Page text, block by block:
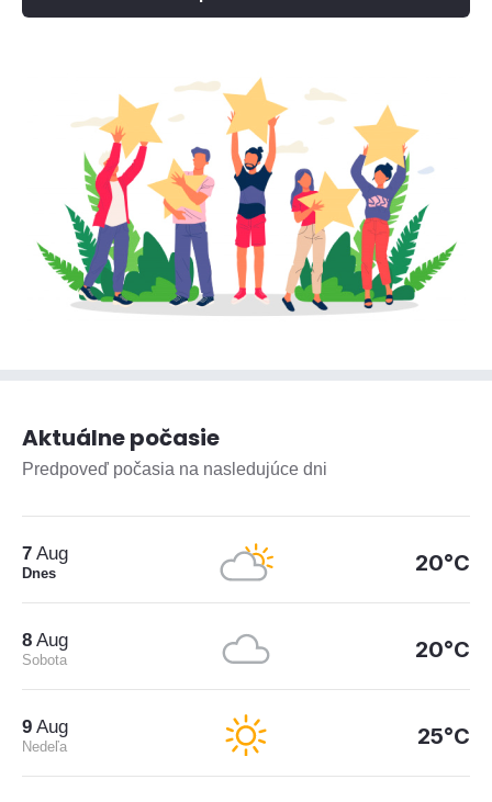
Aktuálne počasie
Predpoveď počasia na nasledujúce dni
7 Aug
Dnes 20°C
8 Aug
Sobota 20°C
9 Aug
Nedeľa 25°C